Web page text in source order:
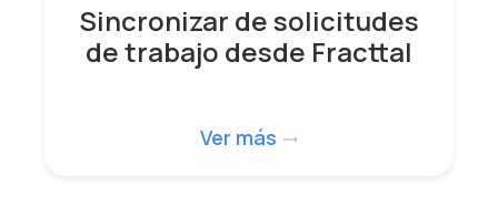
Sincronizar de solicitudes
de trabajo desde Fracttal
Ver más trending_flat